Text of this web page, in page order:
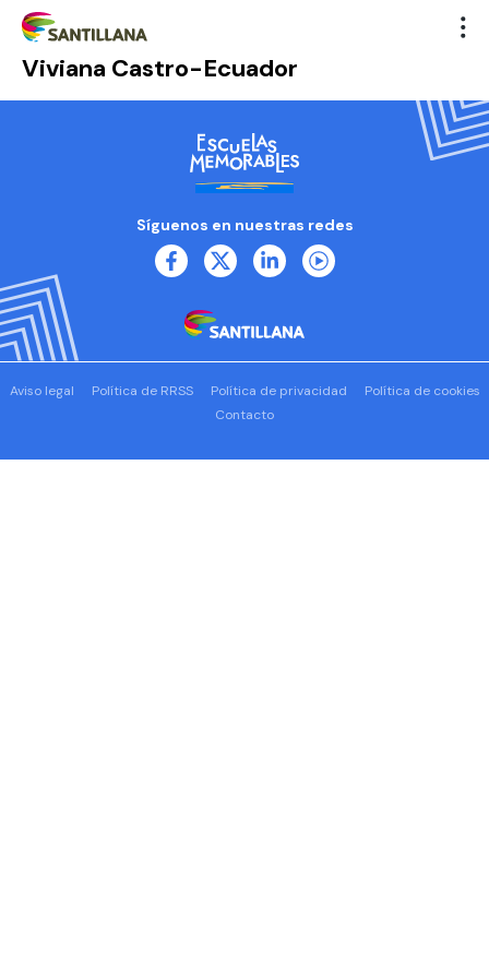
Viviana Castro-Ecuador
Síguenos en nuestras redes
Aviso legal Política de RRSS Política de privacidad
Política de cookies
Contacto